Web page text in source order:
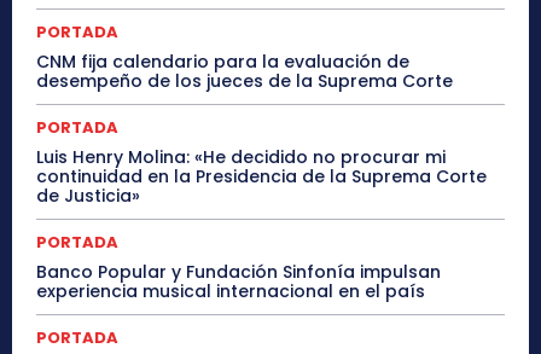
PORTADA
CNM fija calendario para la evaluación de
desempeño de los jueces de la Suprema Corte
PORTADA
Luis Henry Molina: «He decidido no procurar mi
continuidad en la Presidencia de la Suprema Corte
de Justicia»
PORTADA
Banco Popular y Fundación Sinfonía impulsan
experiencia musical internacional en el país
PORTADA